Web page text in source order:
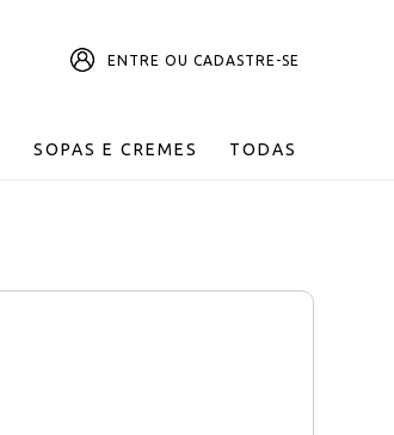
ENTRE OU CADASTRE-SE
SOPAS E CREMES TODAS